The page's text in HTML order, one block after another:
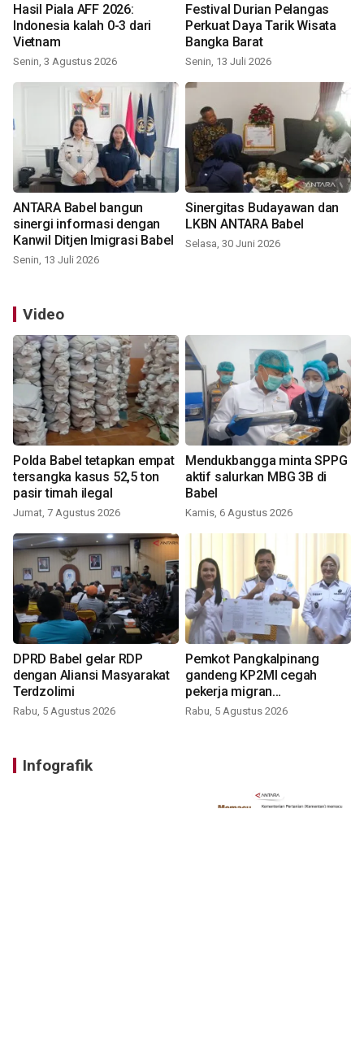
Hasil Piala AFF 2026:
Indonesia kalah 0-3 dari
Vietnam
Senin, 3 Agustus 2026
Festival Durian Pelangas
Perkuat Daya Tarik Wisata
Bangka Barat
Senin, 13 Juli 2026
ANTARA Babel bangun
sinergi informasi dengan
Kanwil Ditjen Imigrasi Babel
Senin, 13 Juli 2026
Sinergitas Budayawan dan
LKBN ANTARA Babel
Selasa, 30 Juni 2026
Video
Polda Babel tetapkan empat
tersangka kasus 52,5 ton
pasir timah ilegal
Jumat, 7 Agustus 2026
Mendukbangga minta SPPG
aktif salurkan MBG 3B di
Babel
Kamis, 6 Agustus 2026
DPRD Babel gelar RDP
dengan Aliansi Masyarakat
Terdzolimi
Rabu, 5 Agustus 2026
Pemkot Pangkalpinang
gandeng KP2MI cegah
pekerja migran
nonprosedural
Rabu, 5 Agustus 2026
Infografik